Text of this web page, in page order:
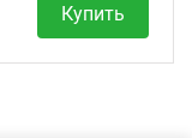
Купить